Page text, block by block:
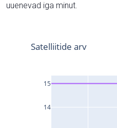
uuenevad iga minut.